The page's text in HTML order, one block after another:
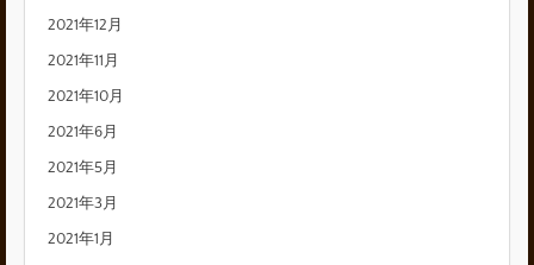
2021年12月
2021年11月
2021年10月
2021年6月
2021年5月
2021年3月
2021年1月